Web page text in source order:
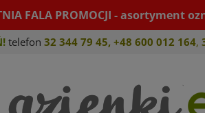
FALA PROMOCJI - asortyment
telefon 32 344 79 45, +48 600 012 164,